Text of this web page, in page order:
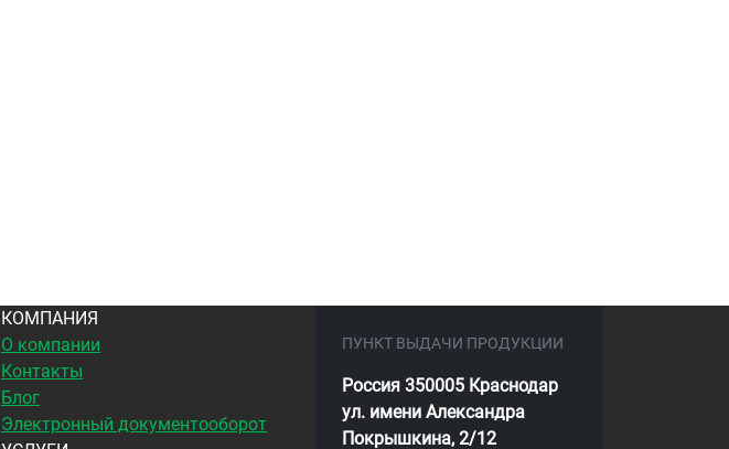
КОМПАНИЯ
О компании
Контакты
Блог
Электронный документооборот
ПУНКТ ВЫДАЧИ ПРОДУКЦИИ
Россия 350005 Краснодар
ул. имени Александра
Покрышкина, 2/12